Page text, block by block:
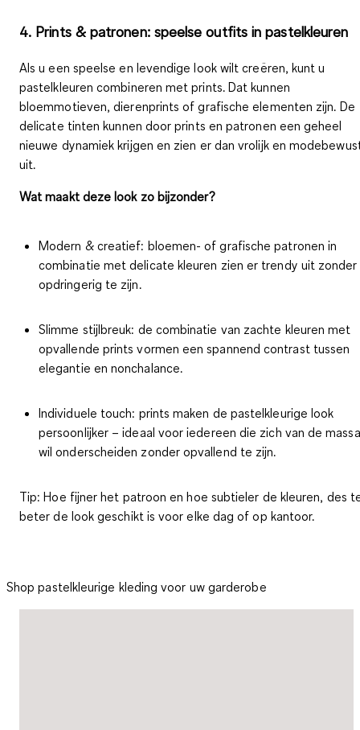
4. Prints & patronen: speelse outfits in pastelkleuren
Als u een speelse en levendige look wilt creëren, kunt u
pastelkleuren combineren met prints. Dat kunnen
bloemmotieven, dierenprints of grafische elementen zijn. De
delicate tinten kunnen door prints en patronen een geheel
nieuwe dynamiek krijgen en zien er danvrolijk en
uit.
Wat maakt deze look zo bijzonder?
Modern & creatief: bloemen- of grafische patronen in
combinatie met delicate kleuren zien er trendy uit zonder
opdringerig te zijn.
Slimme stijlbreuk: de combinatie van zachte kleuren met
opvallende prints vormen een spannend contrast tussen
elegantie en nonchalance.
Individuele touch: prints maken de pastelkleurige look
persoonlijker – ideaal voor iedereen die zich van de massa
wil onderscheiden zonder opvallend te zijn.
Tip: Hoe fijner het patroon en hoe subtieler de kleuren, des
beter de look geschikt is voor elke dag of op kantoor.
Shop pastelkleurige kleding voor uw garderobe